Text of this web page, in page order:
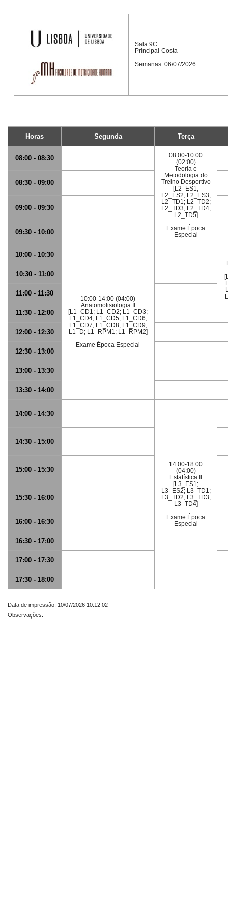
Sala 9C
Principal-Costa
Semanas: 06/07/2026
Horas Segunda Terça
08:00 - 08:30
08:00-10:00
(02:00)
Teoria e
Metodologia do
Treino Desportivo
[L2_ES1;
L2_ES2; L2_ES3;
L2_TD1; L2_TD2;
L2_TD3; L2_TD4;
L2_TD5]
Exame Época
Especial
08:30 - 09:00
09:00 - 09:30
09:30 - 10:00
10:00 - 10:30
10:00-14:00 (04:00)
Anatomofisiologia II
[L1_CD1; L1_CD2; L1_CD3;
L1_CD4; L1_CD5; L1_CD6;
L1_CD7; L1_CD8; L1_CD9;
L1_D; L1_RPM1; L1_RPM2]
Exame Época Especial
10:30 - 11:00
11:00 - 11:30
11:30 - 12:00
12:00 - 12:30
12:30 - 13:00
13:00 - 13:30
13:30 - 14:00
14:00 - 14:30
14:00-18:00
(04:00)
Estatística II
[L3_ES1;
L3_ES2; L3_TD1;
L3_TD2; L3_TD3;
L3_TD4]
Exame Época
Especial
14:30 - 15:00
15:00 - 15:30
15:30 - 16:00
16:00 - 16:30
16:30 - 17:00
17:00 - 17:30
17:30 - 18:00
Data de impressão: 10/07/2026 10:12:02
Observações: